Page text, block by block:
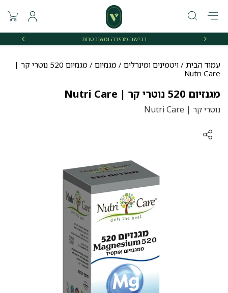
רכישה מהירה ומאובטחת
עמוד הבית / ויטמינים ומינרלים / מגנזיום
/ מגנזיום 520 נוטרי קר |
Nutri Care
מגנזיום 520 נוטרי קר | Nutri Care
נוטרי קר | Nutri Care